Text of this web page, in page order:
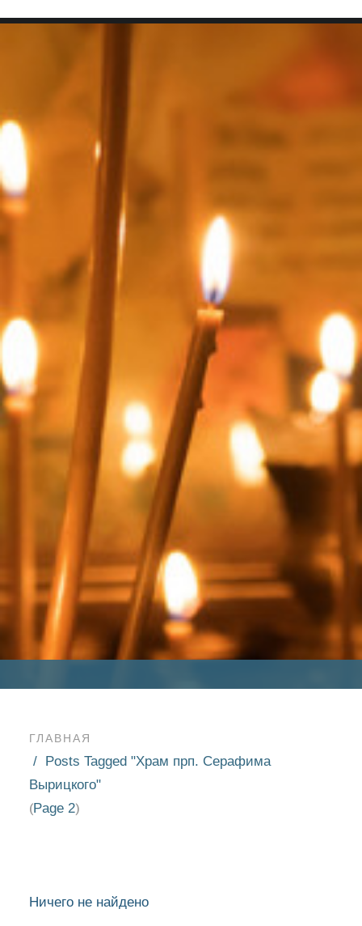
SEARCH
ГЛАВНАЯ
Posts Tagged "Храм прп. Серафима
Вырицкого"
(Page 2)
Ничего не найдено